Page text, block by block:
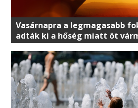
Vasárnapra a legmagasabb
adták ki a hőség miatt öt